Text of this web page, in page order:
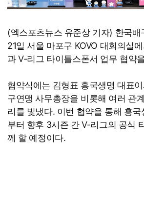
(엑스포츠뉴스 유준상 기자) 한국배
21일 서울 마포구 KOVO 대회의실
과 V-리그 타이틀스폰서 업무 협약
협약식에는 김형표 흥국생명 대표
구연맹 사무총장을 비롯해 여러 관
리를 빛냈다. 이번 협약을 통해 흥
부터 향후 3시즌 간 V-리그의 공식
께 할 예정이다.